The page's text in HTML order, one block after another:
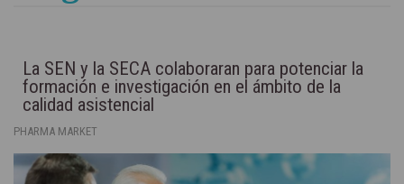
La SEN y la SECA colaboraran para potenciar la
formación e investigación en el ámbito de la
calidad asistencial
PHARMA MARKET